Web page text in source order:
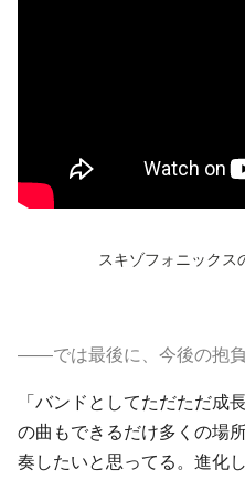
スキゾフォニックス
――では最後に、今後の抱負
「バンドとしてただただ成
の曲もできるだけ多くの場
奏したいと思ってる。進化